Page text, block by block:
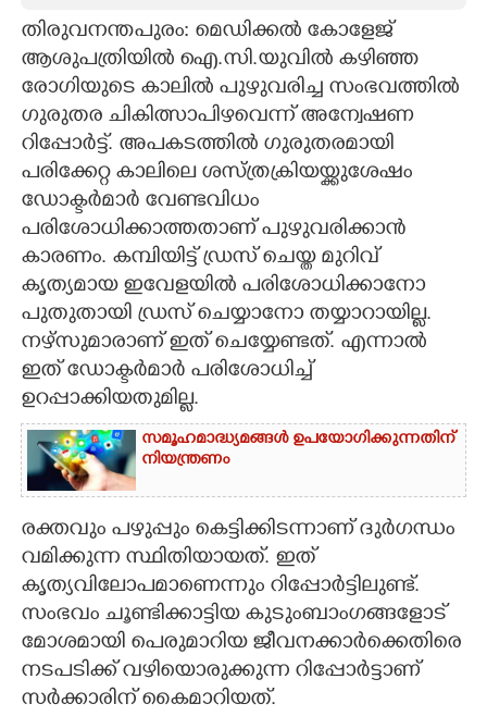
CARTOONS
LITERATURE
ZOOM
CONTACT US
തിരുവനന്തപുരം: മെഡിക്കൽ കോളേജ്
ആശുപത്രിയിൽ ഐ.സി.യുവിൽ കഴിഞ്ഞ
രോഗിയുടെ കാലിൽ പുഴുവരിച്ച സംഭവത്തിൽ
ഗുരുതര ചികിത്സാപിഴവെന്ന് അന്വേഷണ
റിപ്പോർട്ട്. അപകടത്തിൽ ഗുരുതരമായി
പരിക്കേറ്റ കാലിലെ ശസ്ത്രക്രിയയ്ക്കുശേഷം
ഡോക്ടർമാർ വേണ്ടവിധം
പരിശോധിക്കാത്തതാണ് പുഴുവരിക്കാൻ
കാരണം. കമ്പിയിട്ട് ഡ്രസ് ചെയ്ത മുറിവ്
കൃത്യമായ ഇവേളയിൽ പരിശോധിക്കാനോ
പുതുതായി ഡ്രസ് ചെയ്യാനോ തയ്യാറായില്ല.
നഴ്സുമാരാണ് ഇത് ചെയ്യേണ്ടത്. എന്നാൽ
ഇത് ഡോക്ടർമാർ പരിശോധിച്ച്
ഉറപ്പാക്കിയതുമില്ല.
സമൂഹമാദ്ധ്യമങ്ങൾ ഉപയോഗിക്കുന്നതിന്
നിയന്ത്രണം
രക്തവും പഴുപ്പും കെട്ടിക്കിടന്നാണ് ദുർഗന്ധം
വമിക്കുന്ന സ്ഥിതിയായത്. ഇത്
കൃത്യവിലോപമാണെന്നും റിപ്പോർട്ടിലുണ്ട്.
സംഭവം ചൂണ്ടിക്കാട്ടിയ കുടുംബാംഗങ്ങളോട്
മോശമായി പെരുമാറിയ ജീവനക്കാർക്കെതിരെ
നടപടിക്ക് വഴിയൊരുക്കുന്ന റിപ്പോർട്ടാണ്
സർക്കാരിന് കൈമാറിയത്.